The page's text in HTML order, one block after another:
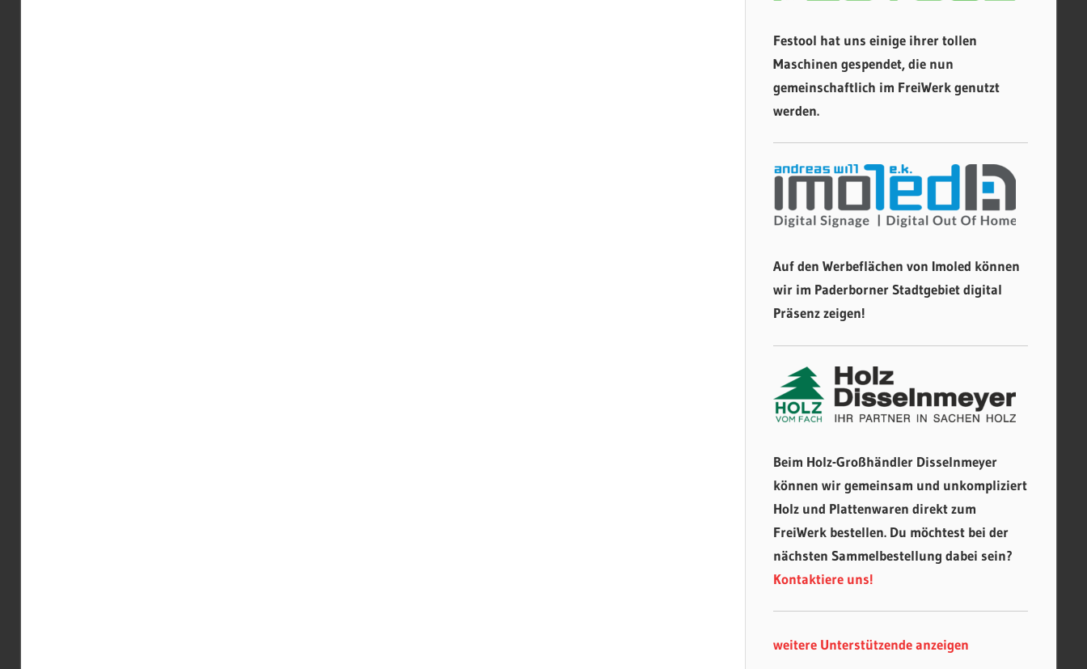
Festool hat uns einige ihrer tollen
Maschinen gespendet, die nun
gemeinschaftlich im FreiWerk genutzt
werden.
Auf den Werbeflächen von Imoled können
wir im Paderborner Stadtgebiet digital
Präsenz zeigen!
Beim Holz-Großhändler Disselnmeyer
können wir gemeinsam und unkompliziert
Holz und Plattenwaren direkt zum
FreiWerk bestellen. Du möchtest bei der
nächsten Sammelbestellung dabei sein?
Kontaktiere uns!
weitere Unterstützende anzeigen